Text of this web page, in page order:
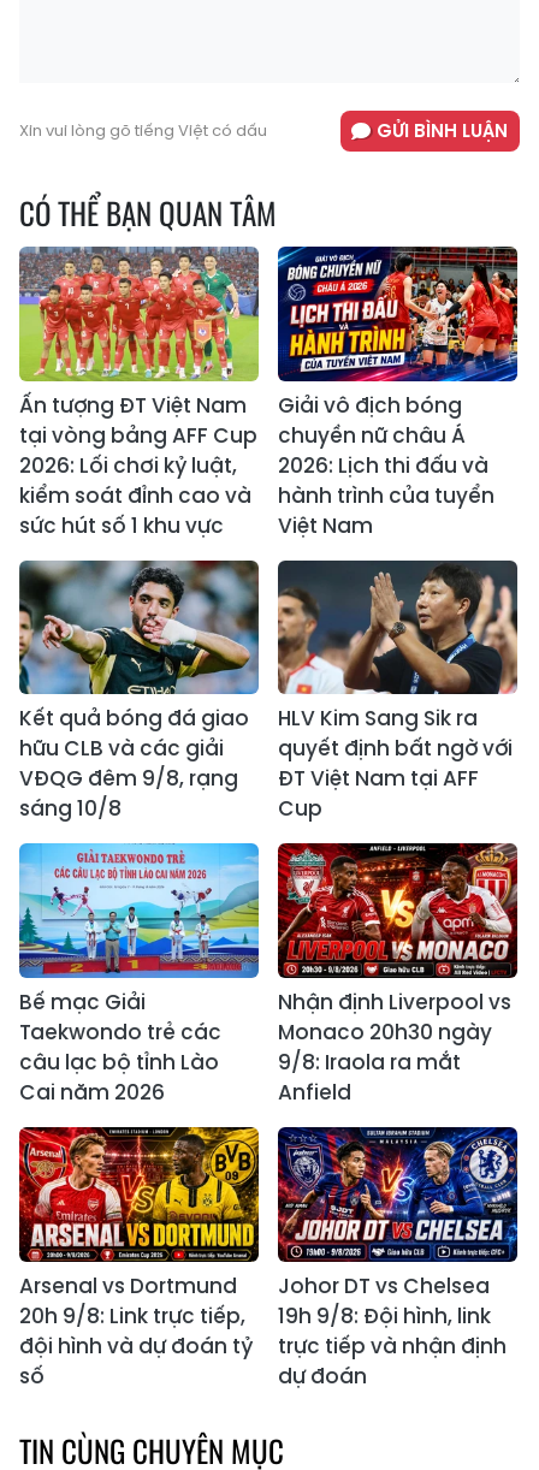
Xin vui lòng gõ tiếng Việt có dấu GỬI BÌNH LUẬN
CÓ THỂ BẠN QUAN TÂM
Ấn tượng ĐT Việt Nam
tại vòng bảng AFF Cup
2026: Lối chơi kỷ luật,
kiểm soát đỉnh cao và
sức hút số 1 khu vực
Giải vô địch bóng
chuyền nữ châu Á
2026: Lịch thi đấu và
hành trình của tuyển
Việt Nam
Kết quả bóng đá giao
hữu CLB và các giải
VĐQG đêm 9/8, rạng
sáng 10/8
HLV Kim Sang Sik ra
quyết định bất ngờ với
ĐT Việt Nam tại AFF
Cup
Bế mạc Giải
Taekwondo trẻ các
câu lạc bộ tỉnh Lào
Cai năm 2026
Nhận định Liverpool vs
Monaco 20h30 ngày
9/8: Iraola ra mắt
Anfield
Arsenal vs Dortmund
20h 9/8: Link trực tiếp,
đội hình và dự đoán tỷ
số
Johor DT vs Chelsea
19h 9/8: Đội hình, link
trực tiếp và nhận định
dự đoán
TIN CÙNG CHUYÊN MỤC